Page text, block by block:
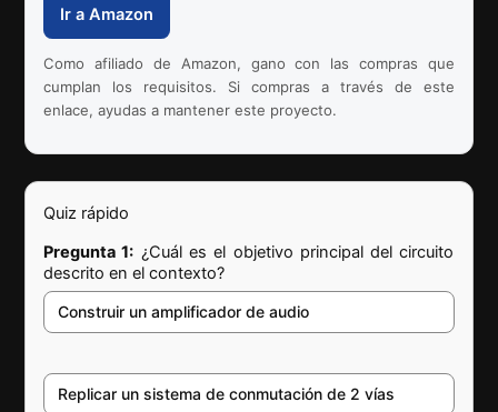
Ir a Amazon
Como afiliado de Amazon, gano con las compras que
cumplan los requisitos. Si compras a través de este
enlace, ayudas a mantener este proyecto.
Quiz rápido
Pregunta 1: ¿Cuál es el objetivo principal del circuito
descrito en el contexto?
Construir un amplificador de audio
Replicar un sistema de conmutación de 2 vías